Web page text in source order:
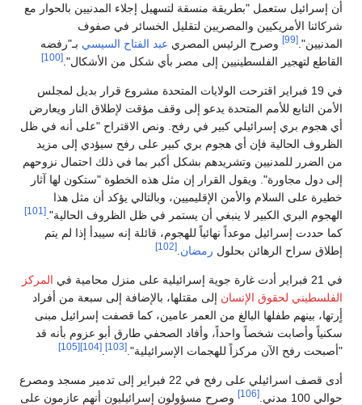
أن إسرائيل ستعمل "بطريقة منسقة لتسهيل إجلاء المدنيين بالحوار مع
شركائنا الأمريكيين والمصريين لتقليل الخسائر في صفوف
المدنيين". [99] وصرح الرئيس المصري عبد الفتاح السيسي بـ"رفضه
القاطع لتهجير الفلسطينيين إلى مصر بأي شكل من الأشكال". [100]
في 19 فبراير اقترحت الولايات المتحدة مشروع قرار بديل لمجلس
الأمن التابع للأمم المتحدة يدعو إلى وقف مؤقت لإطلاق النار ويعارض
أي هجوم بري إسرائيلي كبير في رفح. ونص الاقتراح "على أنه في ظل
الظروف الحالية فإن أي هجوم بري كبير على رفح سيؤدي إلى مزيد
من الضرر للمدنيين وتشريدهم بشكل أكبر بما في ذلك احتمال نزوحهم
إلى دول مجاورة". ويقول القرار إن مثل هذه الخطوة "ستكون لها آثار
خطيرة على السلام والأمن الإقليميين، وبالتالي يؤكد أن مثل هذا
الهجوم البري الكبير لا ينبغي أن يستمر في ظل الظروف الحالية". [101]
كما حددت إسرائيل موعداً نهائياً للهجوم، قائلة إنه سيبدأ إذا لم يتم
إطلاق سراح الرهائن بحلول رمضان [102]
في 21 فبراير أدت غارة جوية إسرائيلية على منزل محامية في
المركز
الفلسطيني لحقوق الإنسان إلى مقتلها، بالإضافة إلى سبعة من أفراد
أٍرتها، بينهم طفلها البالغ من العمر عامين، كما قصفت إسرائيل مبنى
سكنياً وأصابت شخصاً واحداً، وأفاد الصحفي طارق أبو عزوم بأنه قد
"أصبحت رفح الآن مركزاً للهجمات الإسرائيلية". [103]
[104]
[105]
أدى قصف اسرائيلي على رفح في 22 فبراير إلى تدمير مسجد ومصرع
حوالي 100 مدني.
[106]
وصرح مسؤولون إسرائيليون أنهم عازمون على